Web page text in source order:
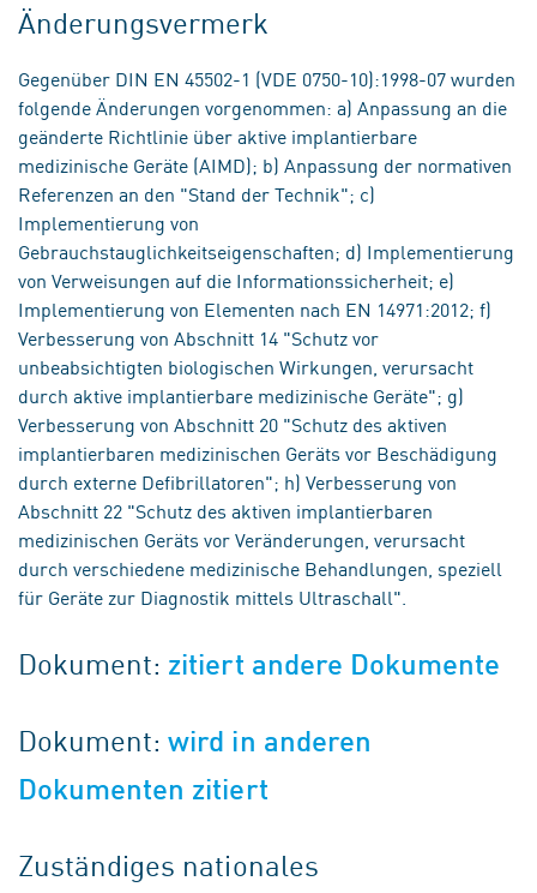
Änderungsvermerk
Gegenüber DIN EN 45502-1 (VDE 0750-10):1998-07 wurden
folgende Änderungen vorgenommen: a) Anpassung an die
geänderte Richtlinie über aktive implantierbare
medizinische Geräte (AIMD); b) Anpassung der normativen
Referenzen an den "Stand der Technik"; c)
Implementierung von
Gebrauchstauglichkeitseigenschaften; d) Implementierung
von Verweisungen auf die Informationssicherheit; e)
Implementierung von Elementen nach EN 14971:2012; f)
Verbesserung von Abschnitt 14 "Schutz vor
unbeabsichtigten biologischen Wirkungen, verursacht
durch aktive implantierbare medizinische Geräte"; g)
Verbesserung von Abschnitt 20 "Schutz des aktiven
implantierbaren medizinischen Geräts vor Beschädigung
durch externe Defibrillatoren"; h) Verbesserung von
Abschnitt 22 "Schutz des aktiven implantierbaren
medizinischen Geräts vor Veränderungen, verursacht
durch verschiedene medizinische Behandlungen, speziell
für Geräte zur Diagnostik mittels Ultraschall".
Dokument: zitiert andere Dokumente
Dokument:wird in anderen
Dokumenten zitiert
Zuständiges nationales